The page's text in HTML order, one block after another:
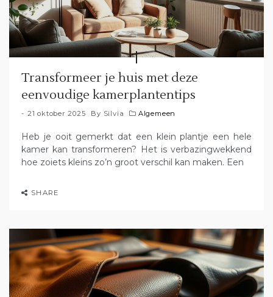
Transformeer je huis met deze
eenvoudige kamerplantentips
21 oktober 2025 By Silvia Algemeen
Heb je ooit gemerkt dat een klein plantje een hele
kamer kan transformeren? Het is verbazingwekkend
hoe zoiets kleins zo’n groot verschil kan maken. Een
SHARE